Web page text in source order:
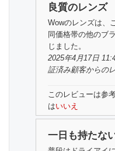
良質のレンズ
Wowのレンズは、
同価格帯の他のブ
じました。
2025年4月17日
証済み顧客からの
このレビューは参
はいいえ
一日も持たな